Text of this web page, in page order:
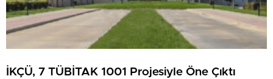
İKÇÜ, 7 TÜBİTAK 1001 Projesiyle Öne Çıktı